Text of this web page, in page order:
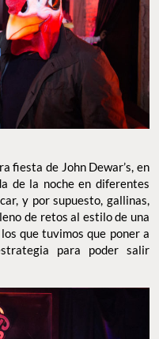
fiesta de John Dewar’s, en
de la noche en diferentes
y por supuesto, gallinas,
de retos al estilo de una
que tuvimos que poner a
para poder salir